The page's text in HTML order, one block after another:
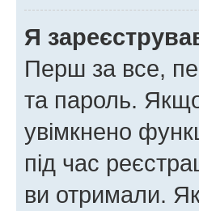
Я
Перш за все,
та пароль.
увімкнено
під час
ви отримали.